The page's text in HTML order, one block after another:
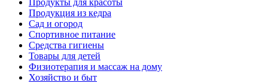
Продукты для красоты
Продукция из кедра
Сад и огород
Спортивное питание
Средства гигиены
Товары для детей
Физиотерапия и массаж на дому
Хозяйство и быт